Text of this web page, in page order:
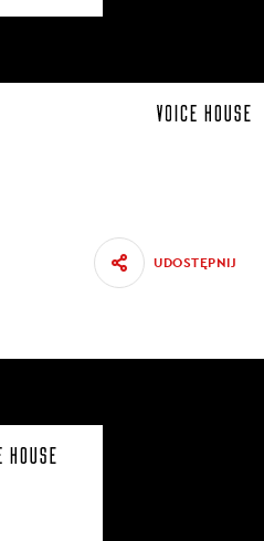
UDOSTĘPNIJ